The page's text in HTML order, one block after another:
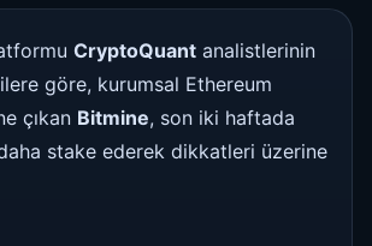
CryptoQuant analistlerinin
göre, kurumsal Ethereum
çıkan Bitmine, son iki haftada
stake ederek dikkatleri üzerine